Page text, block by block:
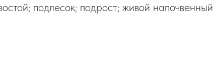
подлесок; подрост; живой напочвенный